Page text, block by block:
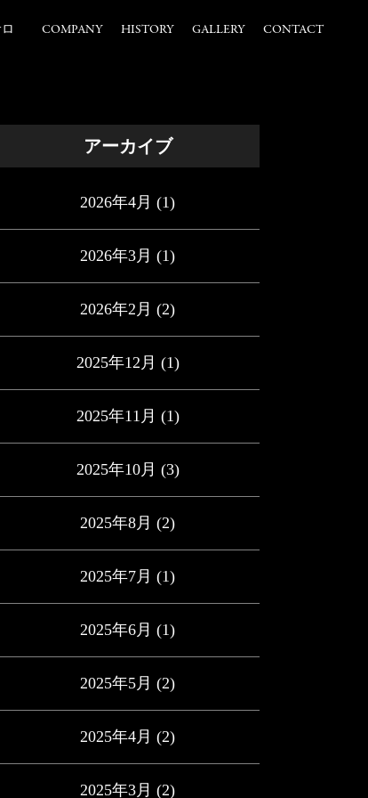
COMPANY HISTORY GALLERY CONTACT
アーカイブ
2026年4月 (1)
2026年3月 (1)
2026年2月 (2)
2025年12月 (1)
2025年11月 (1)
2025年10月 (3)
2025年8月 (2)
2025年7月 (1)
2025年6月 (1)
2025年5月 (2)
2025年4月 (2)
2025年3月 (2)